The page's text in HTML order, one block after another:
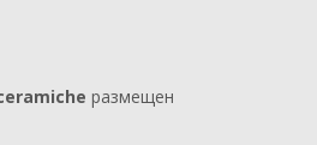
размещен